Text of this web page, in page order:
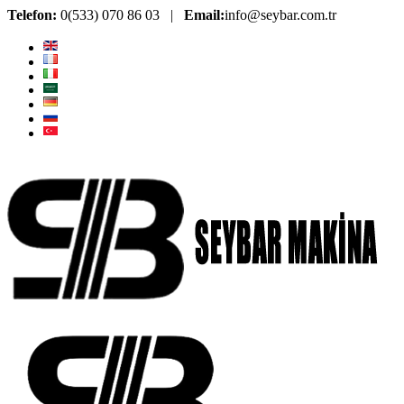
Telefon: 0(533) 070 86 03 | Email:info@seybar.com.tr